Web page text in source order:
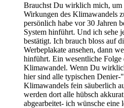
Brauchst Du wirklich mich, um
Wirkungen des Klimawandels
persönlich habe vor 30 Jahren
System hinführt. Und ich sehe
bestätigt. Ich brauch bloss auf
Werbeplakate ansehen, dann
hinführt. Ein wesentliche Folge
Klimawandel. Wenn Du
hier sind alle typischen
Klimawandels fein säuberlich
werden dort alle hübsch
abgearbeitet- ich wünsche eine